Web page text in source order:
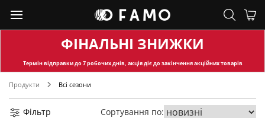
ФІНАЛЬНІ ЗНИЖКИ
Термін відправкидо 7 робочих днів, акція діє до закінчення акційних товарів
Продукти Всі сезони
Фільтр
Сортування по: